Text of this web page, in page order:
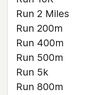
Run 2 Miles
Run 200m
Run 400m
Run 500m
Run 5k
Run 800m